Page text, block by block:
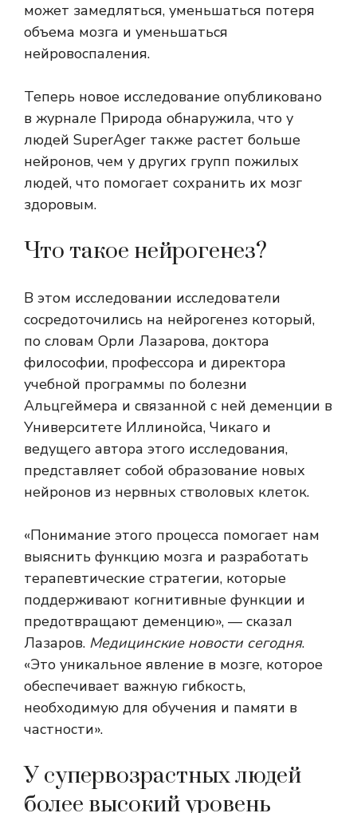
может замедляться, уменьшаться потеря
объема мозга и уменьшаться
нейровоспаления.
Теперь новое исследование опубликовано
в журнале Природа обнаружила, что у
людей SuperAger также растет больше
нейронов, чем у других групп пожилых
людей, что помогает сохранить их мозг
здоровым.
Что такое нейрогенез?
В этом исследовании исследователи
сосредоточились на нейрогенез который,
по словам Орли Лазарова, доктора
философии, профессора и директора
учебной программы по болезни
Альцгеймера и связанной с ней деменции в
Университете Иллинойса, Чикаго и
ведущего автора этого исследования,
представляет собой образование новых
нейронов из нервных стволовых клеток.
«Понимание этого процесса помогает нам
выяснить функцию мозга и разработать
терапевтические стратегии, которые
поддерживают когнитивные функции и
предотвращают деменцию», — сказал
Лазаров. Медицинские новости сегодня.
«Это уникальное явление в мозге, которое
обеспечивает важную гибкость,
необходимую для обучения и памяти в
частности».
У супервозрастных людей
более высокий уровень